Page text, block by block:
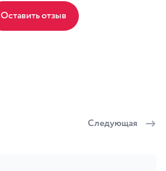
Оставить отзыв
Следующая